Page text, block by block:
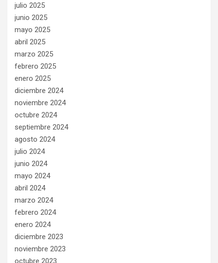
julio 2025
junio 2025
mayo 2025
abril 2025
marzo 2025
febrero 2025
enero 2025
diciembre 2024
noviembre 2024
octubre 2024
septiembre 2024
agosto 2024
julio 2024
junio 2024
mayo 2024
abril 2024
marzo 2024
febrero 2024
enero 2024
diciembre 2023
noviembre 2023
octubre 2023